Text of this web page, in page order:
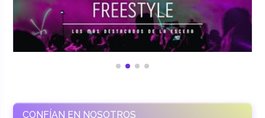
CONFÍAN EN NOSOTROS